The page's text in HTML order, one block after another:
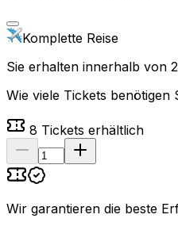
Komplette Reise
Sie erhalten innerhalb von
Wie viele Tickets benötigen
8 Tickets erhältlich
Wir garantieren die beste